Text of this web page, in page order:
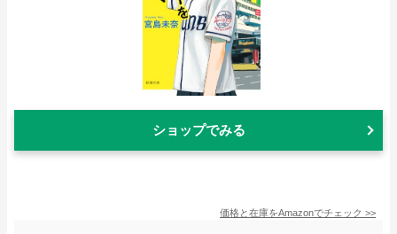
ショップでみる
価格と在庫をAmazonでチェック >>